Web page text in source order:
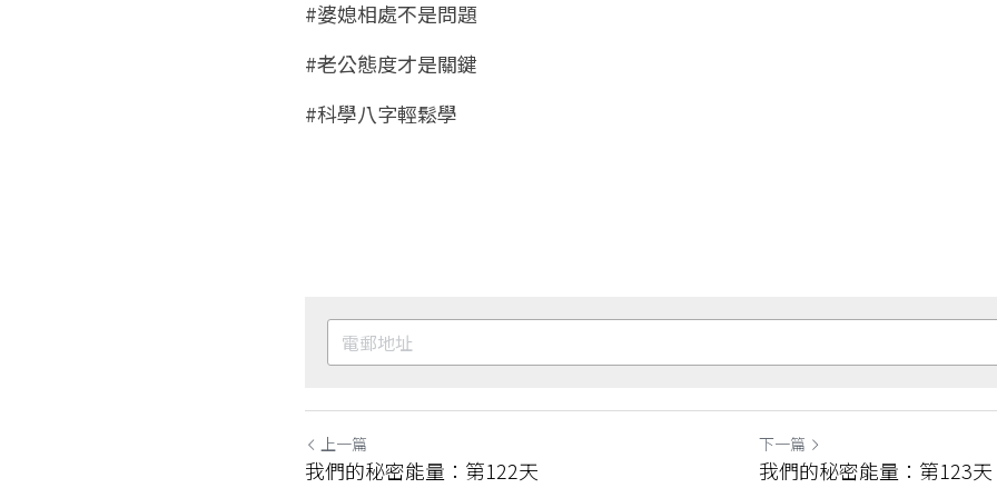
#婆媳相處不是問題
#老公態度才是關鍵
#科學八字輕鬆學
上一篇
我們的秘密能量：第122天
下一篇
我們的秘密能量：第123天